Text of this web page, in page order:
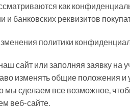
как
и банковских реквизитов
политики
сайт или заполняя заявку
изменять общие положения
мы сделаем все возможное,
веб-сайте.